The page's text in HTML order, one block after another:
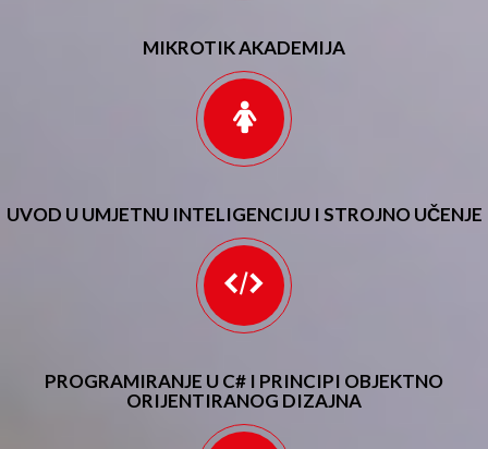
MIKROTIK AKADEMIJA
UVOD U UMJETNU INTELIGENCIJU I STROJNO UČENJE
PROGRAMIRANJE U C# I PRINCIPI OBJEKTNO
ORIJENTIRANOG DIZAJNA